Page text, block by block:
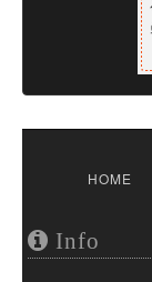
HOME
Info